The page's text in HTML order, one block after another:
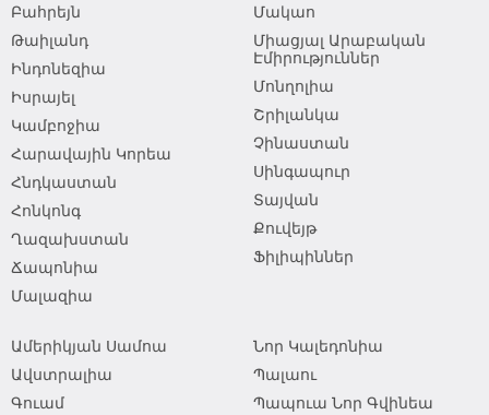
Բահրեյն
Թաիլանդ
Ինդոնեզիա
Իսրայել
Կամբոջիա
Հարավային Կորեա
Հնդկաստան
Հոնկոնգ
Ղազախստան
Ճապոնիա
Մալազիա
Մակաո
Միացյալ Արաբական
Էմիրություններ
Մոնղոլիա
Շրիլանկա
Չինաստան
Սինգապուր
Տայվան
Քուվեյթ
Ֆիլիպիններ
Ամերիկյան Սամոա
Ավստրալիա
Գուամ
Նոր Կալեդոնիա
Պալաու
Պապուա Նոր Գվինեա